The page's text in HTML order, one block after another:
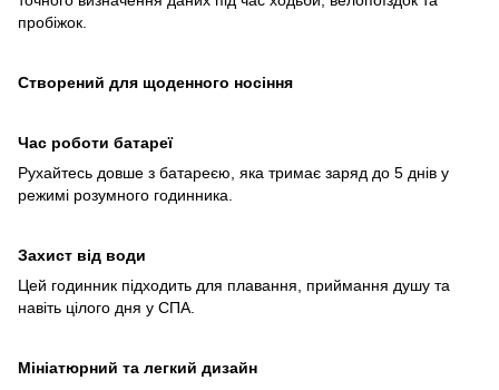
пробіжок.
Створений для щоденного носіння
Час роботи батареї
Рухайтесь довше з батареєю, яка тримає заряд до 5 днів у
режимі розумного годинника.
Захист від води
Цей годинник підходить для плавання, приймання душу та
навіть цілого дня у СПА.
Мініатюрний та легкий дизайн